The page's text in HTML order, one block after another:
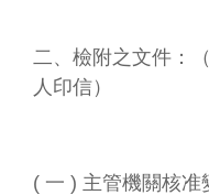
二、檢附之文件：
人印信）
( 一 ) 主管機關核准